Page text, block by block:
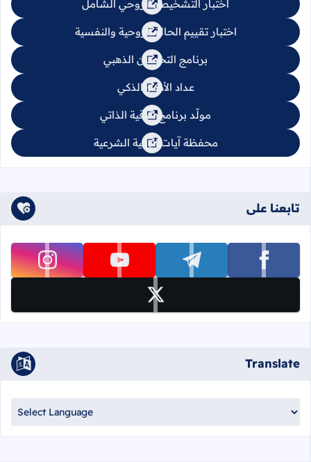
اختبار التشخيص الروحي الشامل
اختبار تقييم الحالة الروحية والنفسية
برنامج التحصين الذهبي
عداد الأذكار الذكي
مولّد برنامج الرقية الذاتي
محفظة آيات الرقية الشرعية
تابعنا على
تابعنا على facebook تابعنا على telegram تابعنا على youtube تابعنا على instagram
تابعنا على x
Translate